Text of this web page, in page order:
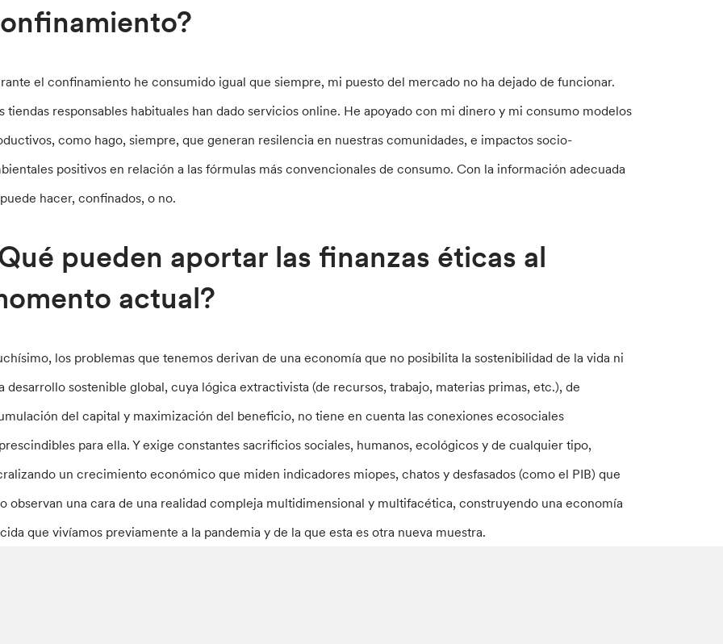
el confinamiento he consumido igual que siempre, mi puesto del mercado no ha dejado de funcionar.
tiendas responsables habituales han dado servicios online. He apoyado con mi dinero y mi consumo modelos
como hago, siempre, que generan resilencia en nuestras comunidades, e impactos socio-
positivos en relación a las fórmulas más convencionales de consumo. Con la información adecuada
hacer, confinados, o no.
pueden aportar las finanzas éticas al
actual?
los problemas que tenemos derivan de una economía que no posibilita la sostenibilidad de la vida ni
desarrollo sostenible global, cuya lógica extractivista (de recursos, trabajo, materias primas, etc.), de
del capital y maximización del beneficio, no tiene en cuenta las conexiones ecosociales
para ella. Y exige constantes sacrificios sociales, humanos, ecológicos y de cualquier tipo,
un crecimiento económico que miden indicadores miopes, chatos y desfasados (como el PIB) que
observan una cara de una realidad compleja multidimensional y multifacética, construyendo una economía
que vivíamos previamente a la pandemia y de la que esta es otra nueva muestra.